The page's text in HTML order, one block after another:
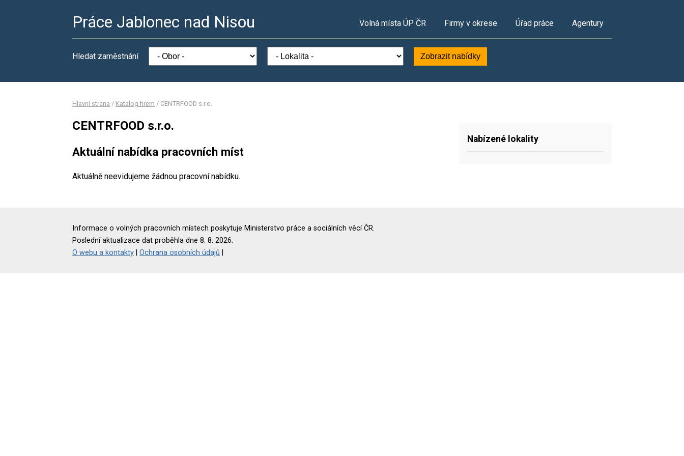
Práce Jablonec nad Nisou Volná místa ÚP ČR Firmy v okrese Úřad práce Agentury
Hledat zaměstnání Zobrazit nabídky
Hlavní strana / Katalog firem / CENTRFOOD s.r.o.
CENTRFOOD s.r.o.
Aktuální nabídka pracovních míst
Aktuálně neevidujeme žádnou pracovní nabídku.
Nabízené lokality
Informace o volných pracovních místech poskytuje Ministerstvo práce a sociálních věcí ČR.
Poslední aktualizace dat proběhla dne 8. 8. 2026.
O webu a kontakty
Ochrana osobních údajů